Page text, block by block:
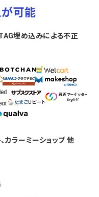
可能
埋め込みによる不正
カラーミーショップ 他